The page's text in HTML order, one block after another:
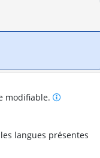
modifiable.
langues présentes